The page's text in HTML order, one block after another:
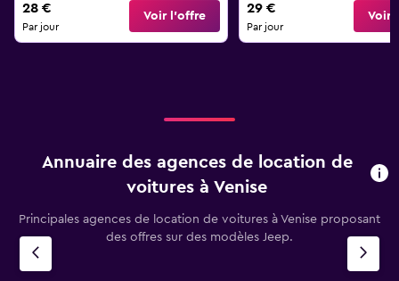
28 €
Par jour
Voir l’offre
29 €
Par jour
Voir
Annuaire des agences de location de
voitures à Venise
Principales agences de location de voitures à Venise proposant
des offres sur des modèles Jeep.